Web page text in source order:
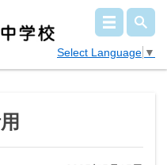
Select Language ▼